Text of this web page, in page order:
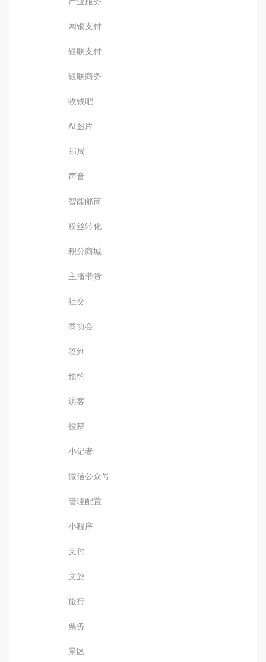
网银支付
银联支付
银联商务
收钱吧
AI图片
邮局
声音
智能邮筒
粉丝转化
积分商城
主播带货
社交
商协会
签到
预约
访客
投稿
小记者
微信公众号
管理配置
小程序
支付
文旅
旅行
票务
景区